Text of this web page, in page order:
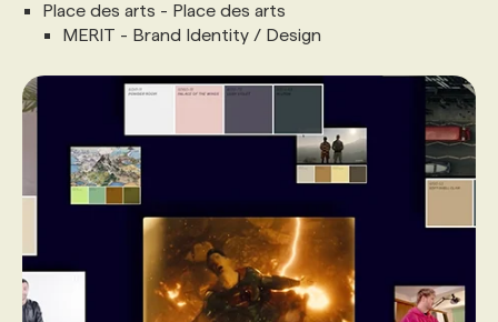
Place des arts - Place des arts
MERIT - Brand Identity / Design